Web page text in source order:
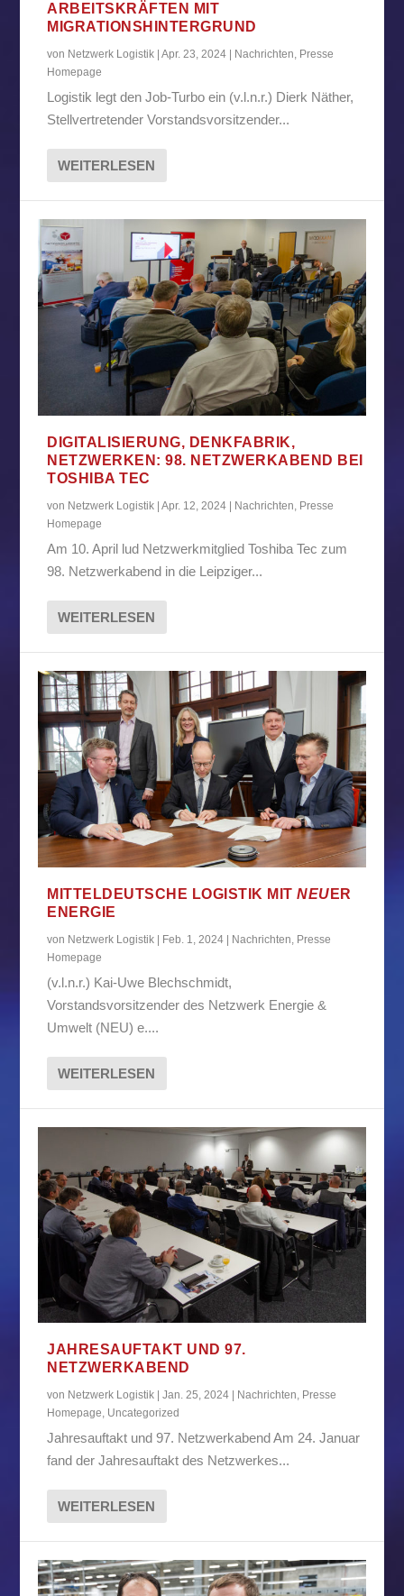
ARBEITSKRÄFTEN MIT
MIGRATIONSHINTERGRUND
von Netzwerk Logistik |Apr. 23, 2024 Nachrichten, Presse
Homepage
Logistik legt den Job-Turbo ein (v.l.n.r.) Dierk Näther,
Stellvertretender Vorstandsvorsitzender...
WEITERLESEN
DIGITALISIERUNG, DENKFABRIK,
NETZWERKEN: 98. NETZWERKABEND BEI
TOSHIBA TEC
von Netzwerk Logistik |Apr. 12, 2024 | Nachrichten, Presse
Homepage
Am 10. April lud Netzwerkmitglied Toshiba Tec zum
98. Netzwerkabend in die Leipziger...
WEITERLESEN
MITTELDEUTSCHE LOGISTIK MITNEU ER
ENERGIE
von Netzwerk Logistik | Feb. 1, 2024 | Nachrichten Presse
Homepage
(v.l.n.r.) Kai-Uwe Blechschmidt,
Vorstandsvorsitzender des Netzwerk Energie &
Umwelt (NEU) e....
WEITERLESEN
JAHRESAUFTAKT UND 97.
NETZWERKABEND
von Netzwerk Logistik |Jan. 25, 2024 Nachrichten, Presse
Homepage, Uncategorized
Jahresauftakt und 97. Netzwerkabend Am 24. Januar
fand der Jahresauftakt des Netzwerkes...
WEITERLESEN